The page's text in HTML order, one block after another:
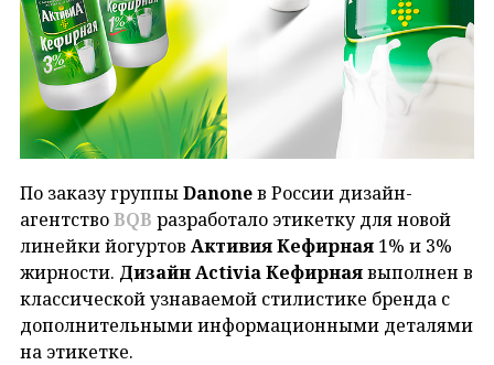
По заказу группыDanoneв России дизайн-
агентствоBQB разработало этикетку для новой
линейки йогуртов Активия Кефирная 1% и 3%
жирности. Дизайн Activia Кефирнаявыполнен в
классической узнаваемой стилистике бренда с
дополнительными информационными деталями
на этикетке.